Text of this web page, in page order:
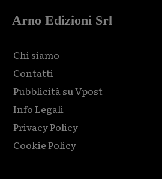
Arno Edizioni Srl
Chi siamo
Contatti
Pubblicità su Vpost
Info Legali
Privacy Policy
Cookie Policy